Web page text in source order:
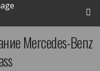
Mercedes-Benz